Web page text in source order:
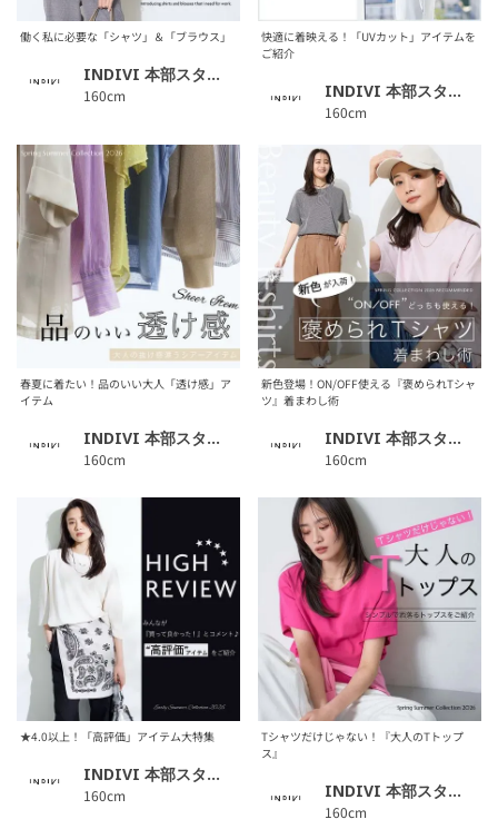
働く私に必要な「シャツ」＆「ブラウス」
INDIVI 本部スタッフ
160cm
快適に着映える！「UVカット」アイテムを
ご紹介
INDIVI 本部スタッフ
160cm
春夏に着たい！品のいい大人「透け感」ア
イテム
INDIVI 本部スタッフ
160cm
新色登場！ON/OFF使える『褒められTシャ
ツ』着まわし術
INDIVI 本部スタッフ
160cm
★4.0以上！「高評価」アイテム大特集
INDIVI 本部スタッフ
160cm
Tシャツだけじゃない！『大人のTトップ
ス』
INDIVI 本部スタッフ
160cm